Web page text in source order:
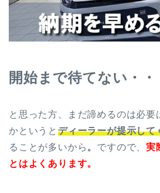
開始まで待てない・・
と思った方、まだ諦めるのは必
かというと ディーラーが提示して
ることが多いから 。 ですので、実
とはよくあります。